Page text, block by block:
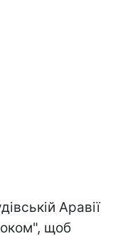
Аравії
щоб